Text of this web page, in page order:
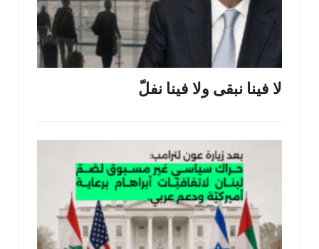
لا فينا نبقى ولا فينا نفلّ